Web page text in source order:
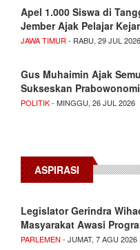
Apel 1.000 Siswa di
Jember Ajak Pelajar
JAWA TIMUR - RABU, 29 JUL 2026
Gus Muhaimin Ajak
Sukseskan
POLITIK- MINGGU, 26 JUL 2026
ASPIRASI
Legislator Gerindra
Masyarakat Awasi
PARLEMEN - JUMAT, 7 AGU 2026